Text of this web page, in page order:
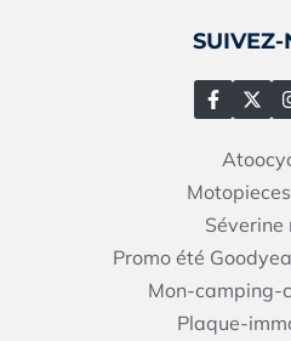
SUIVEZ-
Séverine
Promo été
Mon-camping-
Plaque-